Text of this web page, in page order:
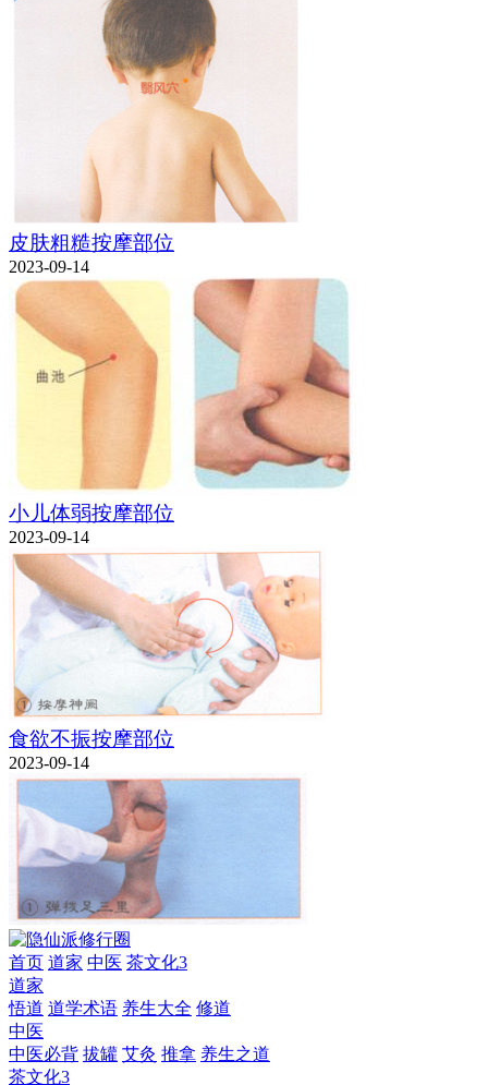
皮肤粗糙按摩部位
2023-09-14
小儿体弱按摩部位
2023-09-14
食欲不振按摩部位
2023-09-14
首页 道家 中医 茶文化3
道家
悟道 道学术语 养生大全 修道
中医
中医必背 拔罐 艾灸 推拿 养生之道
茶文化3